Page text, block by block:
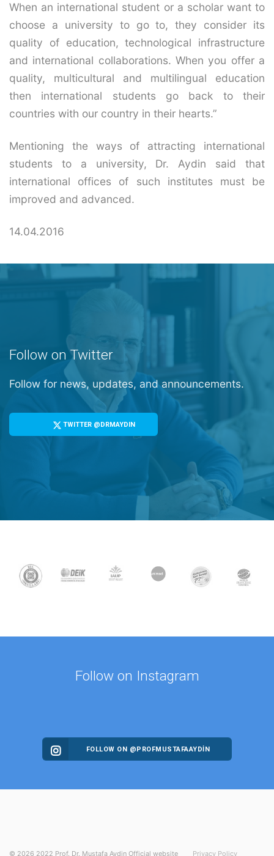
When an international student or a scholar want to
choose a university to go to, they consider its
quality of education, technological infrastructure
and international collaborations. When you offer a
quality, multicultural and multilingual education
then international students go back to their
countries with our country in their hearts.”
Mentioning the ways of attracting international
students to a university, Dr. Aydin said that
international offices of such institutes must be
improved and advanced.
14.04.2016
Follow on Twitter
Follow for news, updates, and announcements.
TWITTER @DRMAYDIN
Follow on Instagram
FOLLOW ON @PROFMUSTAFAAYDIN
© 2026 2022 Prof. Dr. Mustafa Aydin Official website Privacy Policy